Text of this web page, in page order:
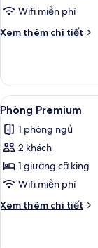
Wifi miễn phí
Xem thêm chi tiết
Chi
Phòng
Tiêu
chuẩn
Xem
tất
cả
ảnh
Phòng
Premium
9
Phòng Premium
1 phòng ngủ
2 khách
1 giường cỡ king
Wifi miễn phí
Xem thêm chi tiết
Chi